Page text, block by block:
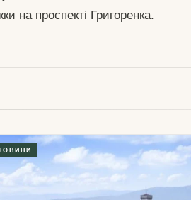
на проспекті Григоренка.